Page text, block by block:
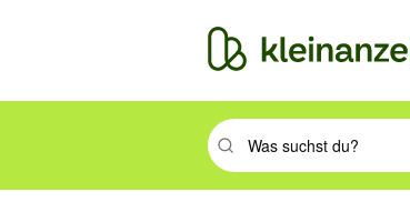
Suchbegriff eingeben.